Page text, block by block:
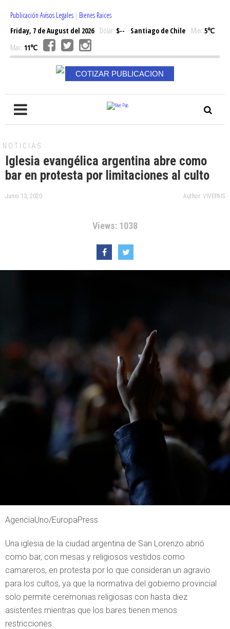
Publicación Avisos Legales | Bienes Raices
Friday, 7 de August del 2026Dólar: $-- Santiago de Chile Min: 5℃
Max: 11℃
COTIZAR PUBLICACION
NOTICIAS
Iglesia evangélica argentina abre como
bar en protesta por limitaciones al culto
Junio 13, 2020 Author: VIVEPAIS
Views: 1038
AgenciaUno/EuropaPress
Una iglesia de la ciudad argentina de San Lorenzo abrió
como bar, con mesas y religiosos vestidos como
camareros, en protesta por lo que consideran un agravio
para los cultos, ya que la normativa del gobierno provincial
solo permite ceremonias religiosas con hasta diez
asistentes mientras que los bares tienen menos
restricciones.